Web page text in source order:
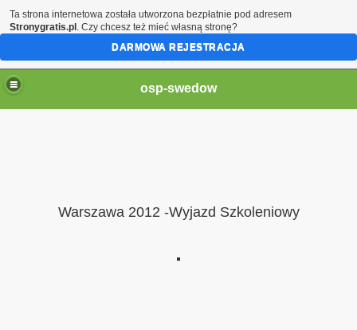
osp-swedow
Warszawa 2012 -Wyjazd Szkoleniowy
Ta strona internetowa została utworzona bezpłatnie pod adresem
Stronygratis.pl . Czy chcesz też mieć własną stronę?
DARMOWA REJESTRACJA